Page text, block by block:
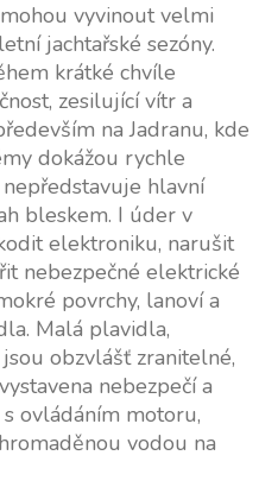
vyvinout velmi
jachtařské sezóny.
krátké chvíle
zesilující vítr a
na Jadranu, kde
dokážou rychle
hlavní
bleskem. I úder v
elektroniku, narušit
nebezpečné elektrické
povrchy, lanoví a
Malá plavidla,
obzvlášť zranitelné,
nebezpečí a
ovládáním motoru,
vodou na